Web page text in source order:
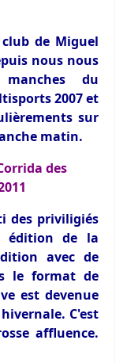
de Miguel
nous nous
du
2007 et
sur
matin.
des
des priviligiés
édition de la
avec de
le format de
est devenue
C'est
affluence.